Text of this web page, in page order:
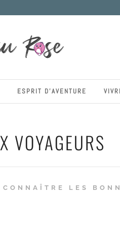
ESPRIT D’AVENTURE
VOYAGEURS
LES